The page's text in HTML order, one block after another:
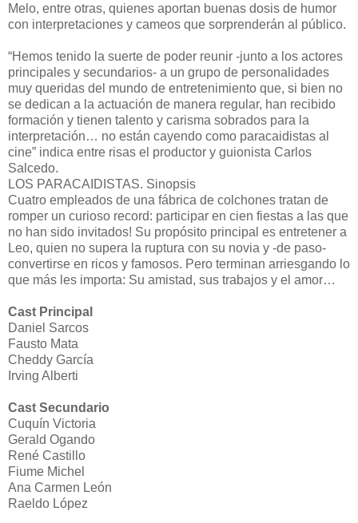
Melo, entre otras, quienes aportan buenas dosis de humor
con interpretaciones y cameos que sorprenderán al público.
“Hemos tenido la suerte de poder reunir -junto a los actores
principales y secundarios- a un grupo de personalidades
muy queridas del mundo de entretenimiento que, si bien no
se dedican a la actuación de manera regular, han recibido
formación y tienen talento y carisma sobrados para la
interpretación… no están cayendo como paracaidistas al
cine” indica entre risas el productor y guionista Carlos
Salcedo.
LOS PARACAIDISTAS. Sinopsis
Cuatro empleados de una fábrica de colchones tratan de
romper un curioso record: participar en cien fiestas a las que
no han sido invitados! Su propósito principal es entretener a
Leo, quien no supera la ruptura con su novia y -de paso-
convertirse en ricos y famosos. Pero terminan arriesgando lo
que más les importa: Su amistad, sus trabajos y el amor…
Cast Principal
Daniel Sarcos
Fausto Mata
Cheddy García
Irving Alberti
Cast Secundario
Cuquín Victoria
Gerald Ogando
René Castillo
Fiume Michel
Ana Carmen León
Raeldo López